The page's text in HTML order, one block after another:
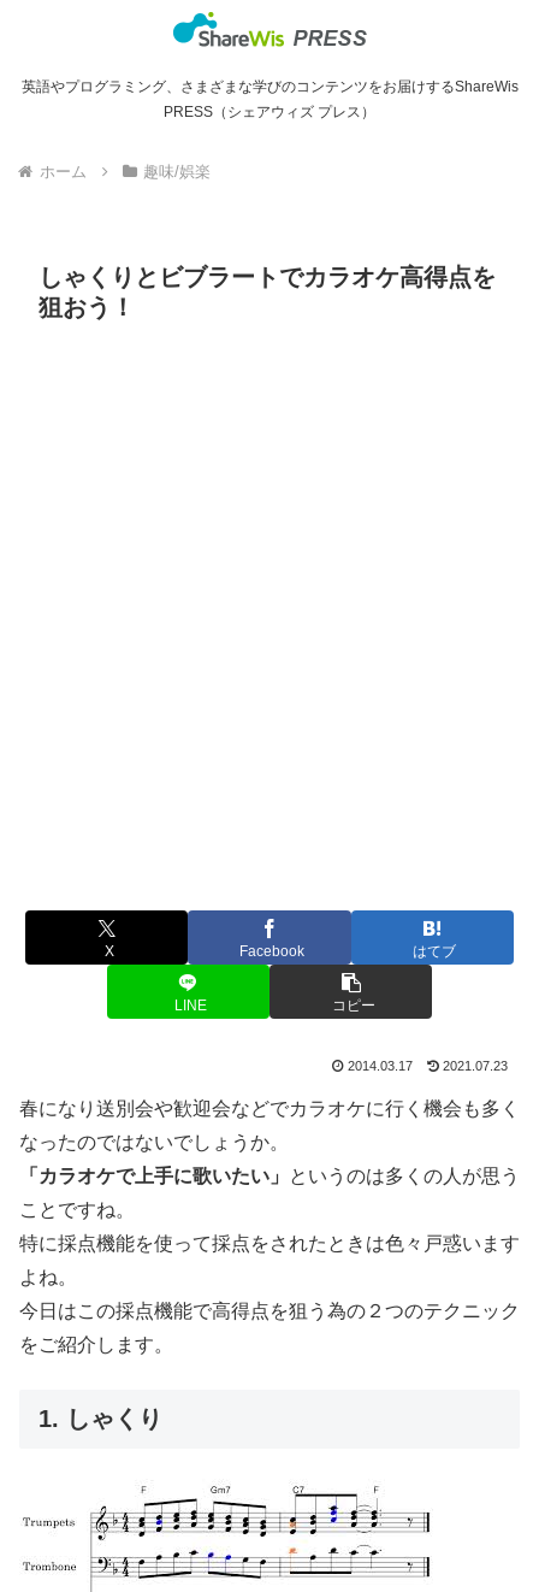
英語やプログラミング、さまざまな学びのコンテンツをお届けするShareWis
PRESS（シェアウィズ プレス）
ホーム 趣味/娯楽
しゃくりとビブラートでカラオケ高得点を
狙おう！
X Facebook はてブ
LINE コピー
2014.03.17 2021.07.23
春になり送別会や歓迎会などでカラオケに行く機会も多く
なったのではないでしょうか。
「カラオケで上手に歌いたい」
というのは多くの人が思う
ことですね。
特に採点機能を使って採点をされたときは色々戸惑います
よね。
今日はこの採点機能で高得点を狙う為の２つのテクニック
をご紹介します。
1. しゃくり